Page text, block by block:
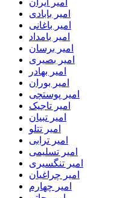
امیر ایران
امیر بابادی
امیر باغانی
امیر بامداد
امیر برسان
امیر بصیری
امیر بهادر
امیر بوران
امیر پوستچی
امیر تاجیک
امیر تبیان
امیر تتلو
امیر ترابی
امیر تسلیمی
امیر تنگسیری
امیر چراغیان
امیر چهارم